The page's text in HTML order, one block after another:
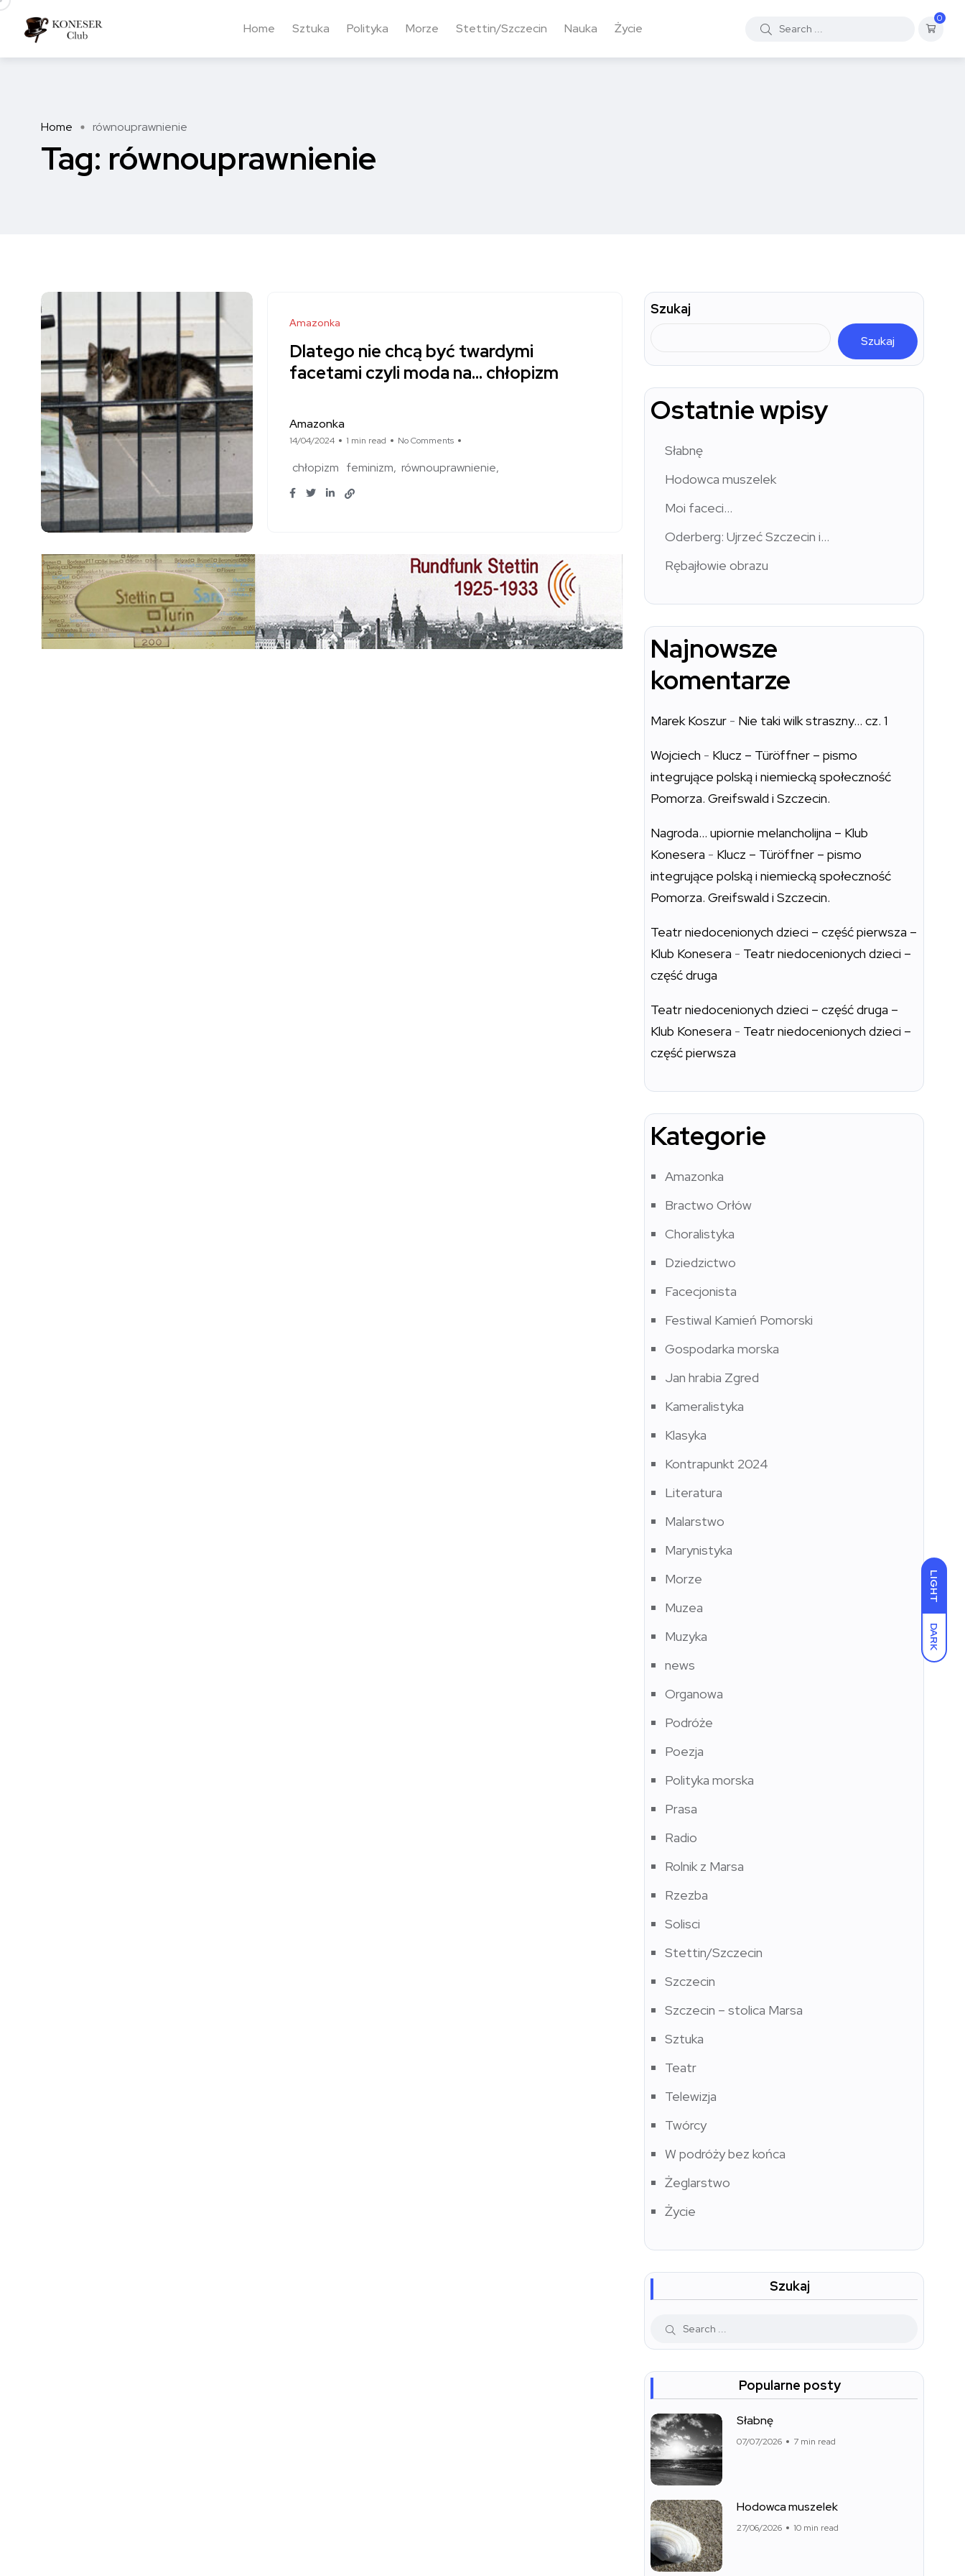
LIGHT
DARK
Home Sztuka Polityka Morze Stettin/Szczecin Nauka Życie
0
Home równouprawnienie
Tag: równouprawnienie
Amazonka
Dlatego nie chcą być twardymi
facetami czyli moda na… chłopizm
Amazonka
14/04/2024 1 min read No Comments
chłopizm feminizm równouprawnienie
Szukaj
Szukaj
Ostatnie wpisy
Słabnę
Hodowca muszelek
Moi faceci…
Oderberg: Ujrzeć Szczecin i…
Rębajłowie obrazu
Najnowsze
komentarze
Marek Koszur - Nie taki wilk straszny… cz. 1
Wojciech - Klucz – Türöffner – pismo
integrujące polską i niemiecką społeczność
Pomorza. Greifswald i Szczecin.
Nagroda… upiornie melancholijna – Klub
Konesera - Klucz – Türöffner – pismo
integrujące polską i niemiecką społeczność
Pomorza. Greifswald i Szczecin.
Teatr niedocenionych dzieci – część pierwsza –
Klub Konesera - Teatr niedocenionych dzieci –
część druga
Teatr niedocenionych dzieci – część druga –
Klub Konesera - Teatr niedocenionych dzieci –
część pierwsza
Kategorie
Amazonka
Bractwo Orłów
Choralistyka
Dziedzictwo
Facecjonista
Festiwal Kamień Pomorski
Gospodarka morska
Jan hrabia Zgred
Kameralistyka
Klasyka
Kontrapunkt 2024
Literatura
Malarstwo
Marynistyka
Morze
Muzea
Muzyka
news
Organowa
Podróże
Poezja
Polityka morska
Prasa
Radio
Rolnik z Marsa
Rzezba
Solisci
Stettin/Szczecin
Szczecin
Szczecin – stolica Marsa
Sztuka
Teatr
Telewizja
Twórcy
W podróży bez końca
Żeglarstwo
Życie
Szukaj
Popularne posty
Słabnę
07/07/2026 7 min read
Hodowca muszelek
27/06/2026 10 min read